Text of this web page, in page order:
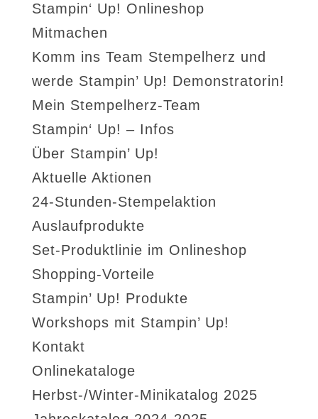
Stampin‘ Up! Onlineshop
Mitmachen
Komm ins Team Stempelherz und
werde Stampin’ Up! Demonstratorin!
Mein Stempelherz-Team
Stampin‘ Up! – Infos
Über Stampin’ Up!
Aktuelle Aktionen
24-Stunden-Stempelaktion
Auslaufprodukte
Set-Produktlinie im Onlineshop
Shopping-Vorteile
Stampin’ Up! Produkte
Workshops mit Stampin’ Up!
Kontakt
Onlinekataloge
Herbst-/Winter-Minikatalog 2025